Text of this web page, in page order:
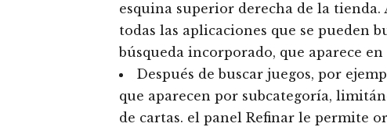
esquina superior derecha de la
todas las aplicaciones que se pueden
búsqueda incorporado, que aparece
Después de buscar juegos, por
que aparecen por subcategoría,
de cartas. el panel Refinar le permite